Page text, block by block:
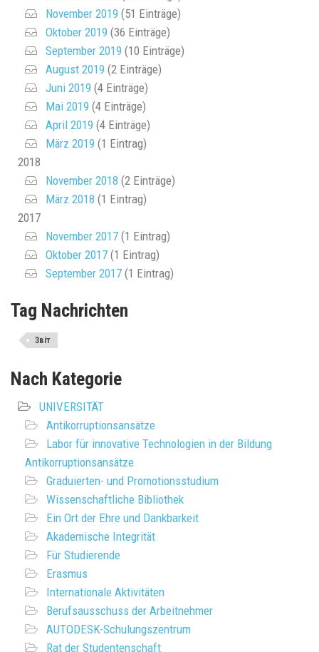
November 2019 (51 Einträge)
Oktober 2019 (36 Einträge)
September 2019 (10 Einträge)
August 2019 (2 Einträge)
Juni 2019 (4 Einträge)
Mai 2019 (4 Einträge)
April 2019 (4 Einträge)
März 2019 (1 Eintrag)
2018
November 2018 (2 Einträge)
März 2018 (1 Eintrag)
2017
November 2017 (1 Eintrag)
Oktober 2017 (1 Eintrag)
September 2017 (1 Eintrag)
Tag Nachrichten
Звіт
Nach Kategorie
UNIVERSITÄT
Antikorruptionsansätze
Labor für innovative Technologien in der Bildung
Antikorruptionsansätze
Graduierten- und Promotionsstudium
Wissenschaftliche Bibliothek
Ein Ort der Ehre und Dankbarkeit
Akademische Integrität
Für Studierende
Erasmus
Internationale Aktivitäten
Berufsausschuss der Arbeitnehmer
AUTODESK-Schulungszentrum
Rat der Studentenschaft